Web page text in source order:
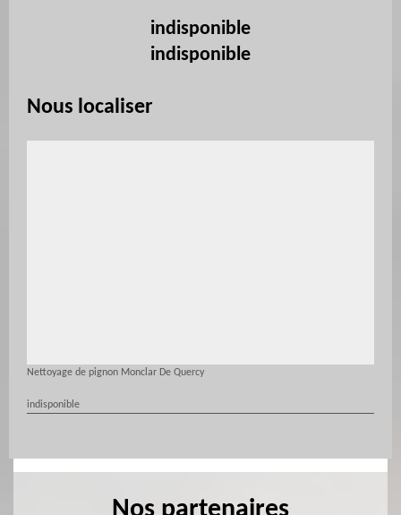
indisponible
indisponible
Nous localiser
Nettoyage de pignon Monclar De Quercy
indisponible